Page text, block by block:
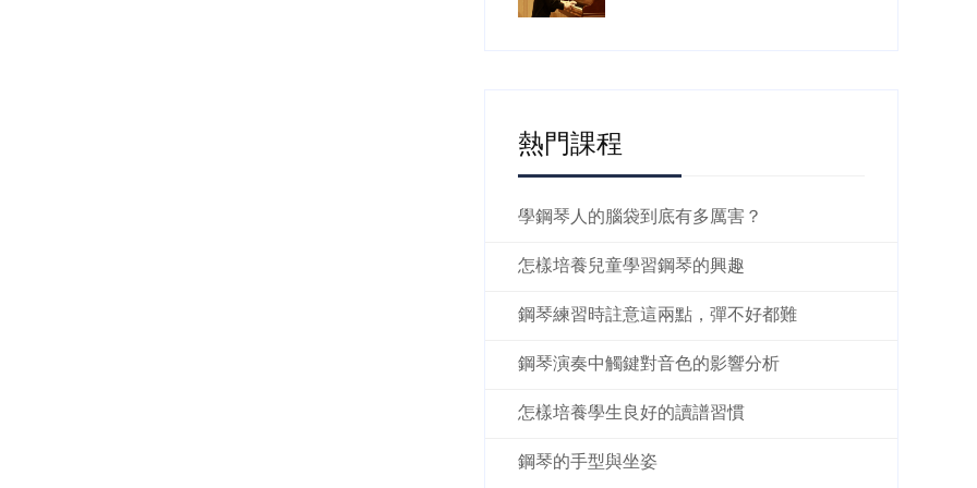
熱門課程
學鋼琴人的腦袋到底有多厲害？
怎樣培養兒童學習鋼琴的興趣
鋼琴練習時註意這兩點，彈不好都難
鋼琴演奏中觸鍵對音色的影響分析
怎樣培養學生良好的讀譜習慣
鋼琴的手型與坐姿